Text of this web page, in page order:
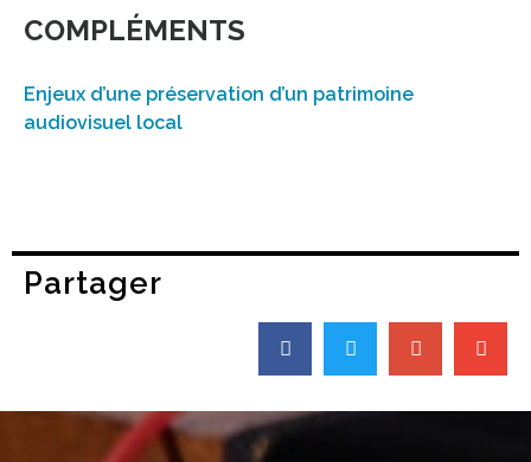
COMPLÉMENTS
Enjeux d’une préservation d’un patrimoine
audiovisuel local
Partager